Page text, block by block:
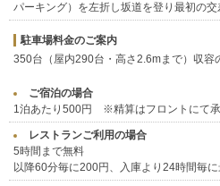
パーキング）を左折し坂道を登り最初の交
駐車場料金のご案内
350台（屋内290台・高さ2.6mまで）収容
ご宿泊の場合
1泊あたり500円 ※精算はフロントにて承
レストランご利用の場合
5時間まで無料
以降60分毎に200円、入庫より24時間毎